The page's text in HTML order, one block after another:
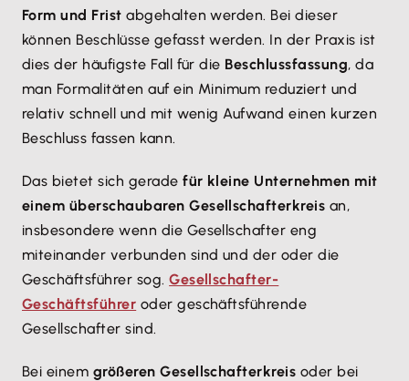
Form und Frist abgehalten werden. Bei dieser
können Beschlüsse gefasst werden. In der Praxis ist
dies der häufigste Fall für die Beschlussfassung, da
man Formalitäten auf ein Minimum reduziert und
relativ schnell und mit wenig Aufwand einen kurzen
Beschluss fassen kann.
Das bietet sich geradefür kleine Unternehmen mit
einem überschaubaren Gesellschafterkreis an,
insbesondere wenn die Gesellschafter eng
miteinander verbunden sind und der oder die
Geschäftsführer sog.Gesellschafter-
Geschäftsführer oder geschäftsführende
Gesellschafter sind.
Bei einem größeren Gesellschafterkreis oder bei